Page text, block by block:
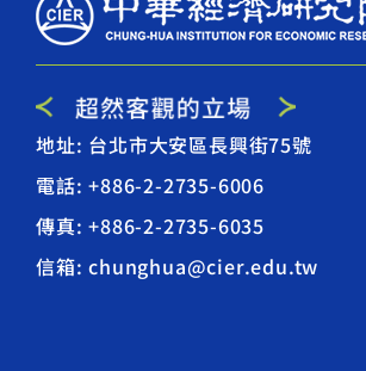
地址: 台北市大安區長興街75號
電話: +886-2-2735-6006
傳真: +886-2-2735-6035
信箱: chunghua@cier.edu.tw